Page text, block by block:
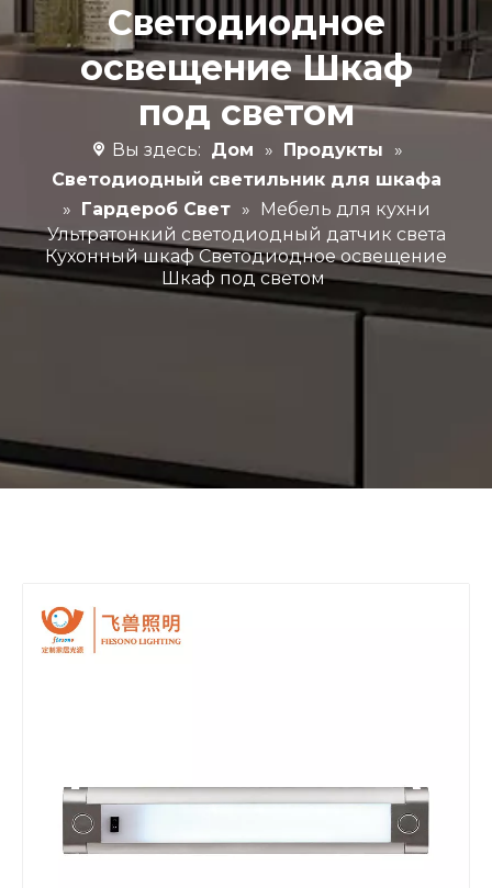
Светодиодное
освещение Шкаф
под светом
Вы здесь: Дом » Продукты
»
Светодиодный светильник для шкафа
» Гардероб Свет » Мебель для кухни
Ультратонкий светодиодный датчик света
Кухонный шкаф Светодиодное освещение
Шкаф под светом